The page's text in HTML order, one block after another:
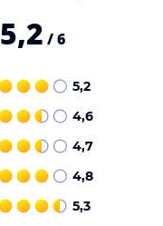
5,2 / 6
5,2
4,6
4,7
4,8
5,3